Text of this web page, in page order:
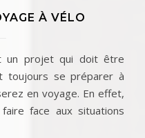
À VÉLO
toujours se préparer à
en voyage. En effet,
face aux situations